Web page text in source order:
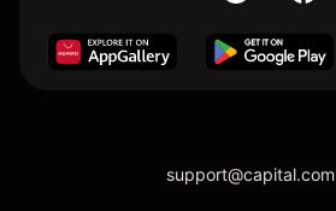
support@capital.com